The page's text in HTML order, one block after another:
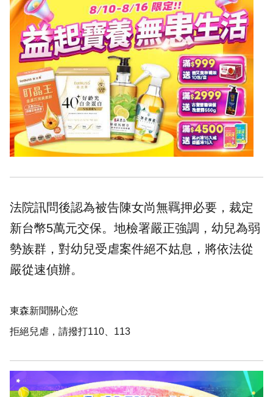
法院訊問後認為被告陳女尚無羈押必要，裁定
新台幣5萬元交保。地檢署嚴正強調，幼兒為弱
勢族群，對幼兒受虐案件絕不姑息，將依法從
嚴從速偵辦。
東森新聞關心您
拒絕兒虐，請撥打110、113